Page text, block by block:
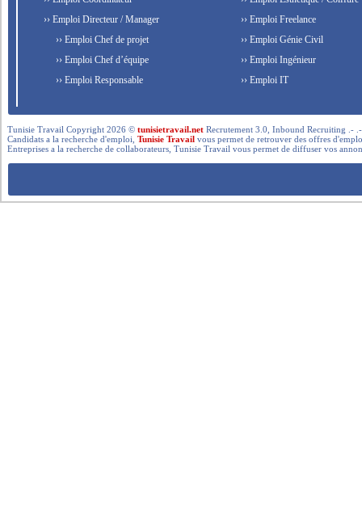
›› Emploi Directeur / Manager
›› Emploi Chef de projet
›› Emploi Chef d’équipe
›› Emploi Responsable
›› Emploi Freelance
›› Emploi Génie Civil
›› Emploi Ingénieur
›› Emploi IT
Tunisie Travail Copyright 2026 ©tunisietravail.net Recrutement 3.0, Inbound Recruiting .-
Candidats a la recherche d'emploi,Tunisie Travail vous permet de retrouver des offres
Entreprises a la recherche de collaborateurs, Tunisie Travail vous permet de diffuser vos